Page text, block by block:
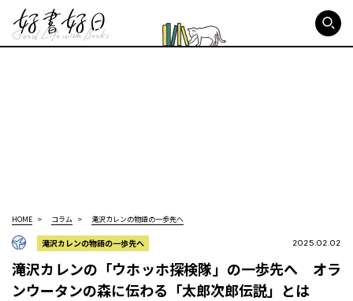
HOME コラム 滝沢カレンの物語の一歩先へ
滝沢カレンの物語の一歩先へ 2025.02.02
滝沢カレンの「ウホッホ探検隊」の一歩先へ オラ
ンウータンの森に伝わる「太郎次郎伝説」とは